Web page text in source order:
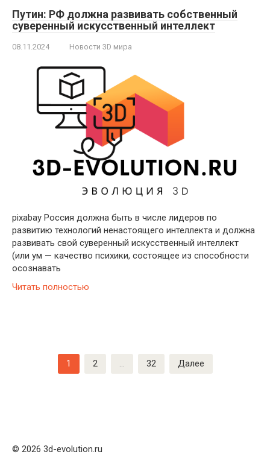
Путин: РФ должна развивать собственный
суверенный искусственный интеллект
08.11.2024 Новости 3D мира
pixabay Россия должна быть в числе лидеров по
развитию технологий ненастоящего интеллекта и должна
развивать свой суверенный искусственный интеллект
(или ум — качество психики, состоящее из способности
осознавать
Читать полностью
1 2 … 32 Далее
© 2026 3d-evolution.ru